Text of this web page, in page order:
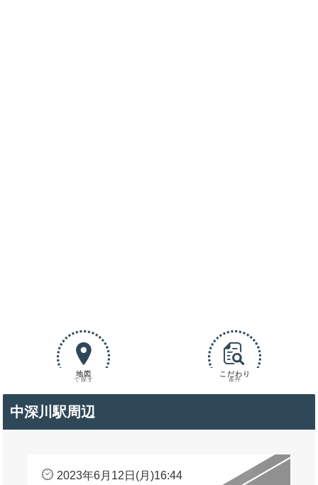
地図
で探す
こだわり
条件
中深川駅周辺
2023年6月12日(月)16:44